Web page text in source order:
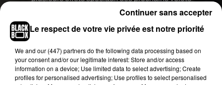
d’ «Avatar ». Spécialisée dans l’animation 3D, la
société avait déjà travaillé sur le Spin Off « Star
Wars Rogue One », le dernier film d’Alain Chabat
Après Ubisoft, c’est donc au tour de Solidanim de
s’installer à Bordeaux. L’entreprise a délocalisé
Le respect de votre vie privée est notre priorité
We and our (447) partnersdo the following data processing based on
your consent and/or our legitimate interest: Store and/or access
information on a device; Use limited data to select advertising; Create
profiles for personalised advertising; Use profiles to select personalised
Continuer sans accepter